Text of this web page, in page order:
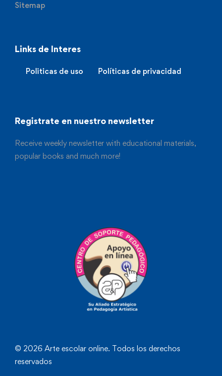
Sitemap
Links de Interes
Politicas de uso Políticas de privacidad
Registrate en nuestro newsletter
Receive weekly newsletter with educational materials,
popular books and much more!
© 2026 Arte escolar online. Todos los derechos
reservados